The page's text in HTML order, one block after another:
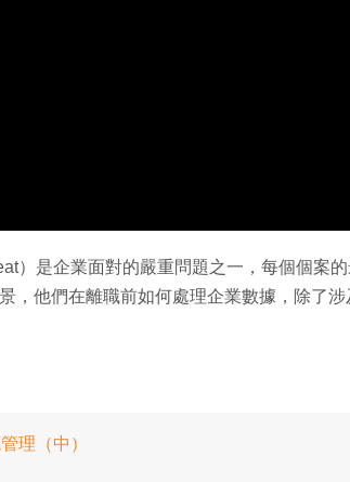
）是企業面對的嚴重問題之一，每個個案
，他們在離職前如何處理企業數據，除了
理（中）